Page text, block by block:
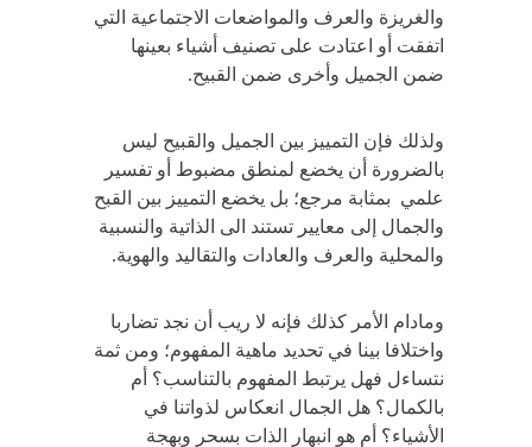
والغريزة والعرف والمواضعات الاجتماعية التي
اتفقت أو اعتادت على تصنيف أشياء بعينها
ضمن الجميل وأخرى ضمن القبيح.
ولذلك فإن التمييز بين الجميل والقبيح ليس
بالضرورة أن يخضع لمنطق مضبوط أو تفسير
علمي بمثابة مرجع؛ بل يخضع التمييز بين القبح
والجمال إلى معايير تستند الى الذاتية والنسبية
والمحلية والعرف والعادات والتقاليد والهوية.
ومادام الأمر كذلك فإنه لا ريب أن نجد تضاربا
واختلافا بينا في تحديد ماهية المفهوم؛ ومن ثمة
نتساءل فهل يرتبط المفهوم بالتناسب؟ أم
بالكمال؟ هل الجمال انعكاس لذواتنا في
الأشياء؟ أم هو انبهار الذات بسحر وبهجة